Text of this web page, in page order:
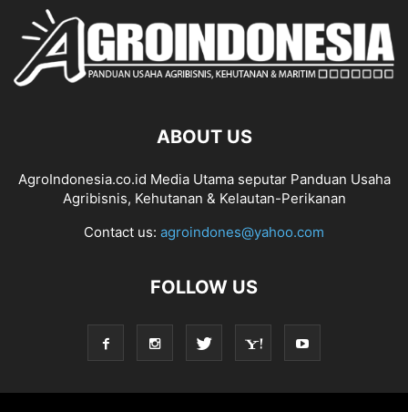
ABOUT US
AgroIndonesia.co.id Media Utama seputar Panduan Usaha
Agribisnis, Kehutanan & Kelautan-Perikanan
Contact us: agroindones@yahoo.com
FOLLOW US